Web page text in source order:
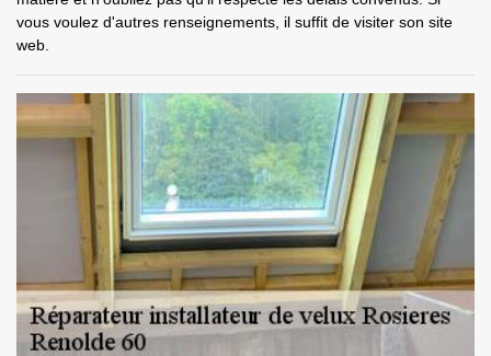
vous voulez d'autres renseignements, il suffit de visiter son site
web.